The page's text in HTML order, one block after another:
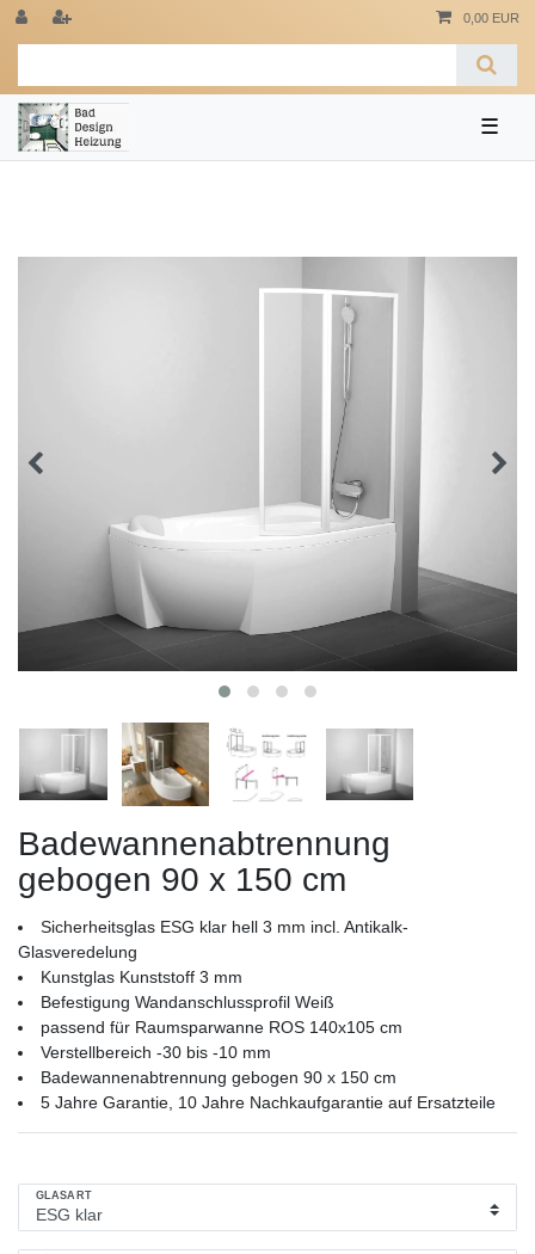
0,00 EUR
☰
Badewannenabtrennung
gebogen 90 x 150 cm
Sicherheitsglas ESG klar hell 3 mm incl. Antikalk-
Glasveredelung
Kunstglas Kunststoff 3 mm
Befestigung Wandanschlussprofil Weiß
passend für Raumsparwanne ROS 140x105 cm
Verstellbereich -30 bis -10 mm
Badewannenabtrennung gebogen 90 x 150 cm
5 Jahre Garantie, 10 Jahre Nachkaufgarantie auf Ersatzteile
GLASART